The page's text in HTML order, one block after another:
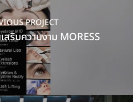
PROJECT
สริมความงาม MORESS